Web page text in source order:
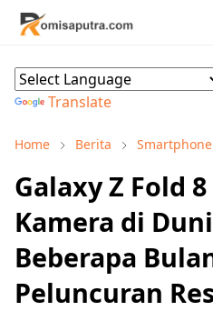
Translate
Home Berita Smartphone
Galaxy Z Fold
Kamera di
Beberapa
Peluncuran